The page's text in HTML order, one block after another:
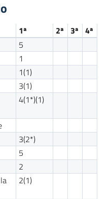
1ª 2ª 3ª 4ª
5
1
1(1)
3(1)
4(1*)(1)
3(2*)
5
2
2(1)